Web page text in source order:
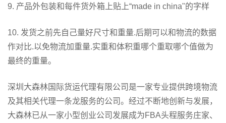
9. 产品外包装和每件货外箱上贴上“made in china"的字样
10. 发货之前先自己量好尺寸和重量.后期可以和物流的数据
作对比.以免物流加重量.实重和体积重哪个重取哪个值做为
最终的重量。
深圳大森林国际货运代理有限公司是一家专业提供跨境物流
及其相关代理一条龙服务的公司。经过不断地创新与发展，
大森林已从一家小型创业公司发展成为FBA头程服务庄家、